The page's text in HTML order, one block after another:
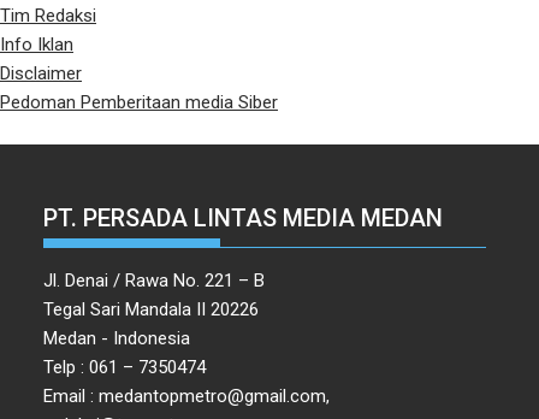
Tim Redaksi
Info Iklan
Disclaimer
Pedoman Pemberitaan media Siber
PT. PERSADA LINTAS MEDIA MEDAN
Jl. Denai / Rawa No. 221 – B
Tegal Sari Mandala II 20226
Medan - Indonesia
Telp : 061 – 7350474
Email : medantopmetro@gmail.com,